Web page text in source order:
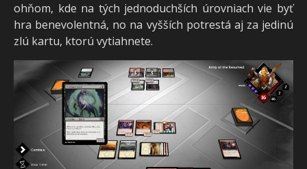
ohňom, kde na tých jednoduchších úrovniach vie byť
hra benevolentná, no na vyšších potrestá aj za jedinú
zlú kartu, ktorú vytiahnete.